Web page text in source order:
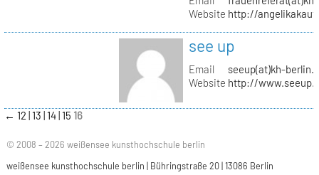
Website http://
see up
Email
seeup(at)kh-
Website http://
← 12 13 14 15 16
© 2008 – 2026 weißensee kunsthochschule berlin
weißensee kunsthochschule berlin | Bühringstraße 20 | 13086 Berlin